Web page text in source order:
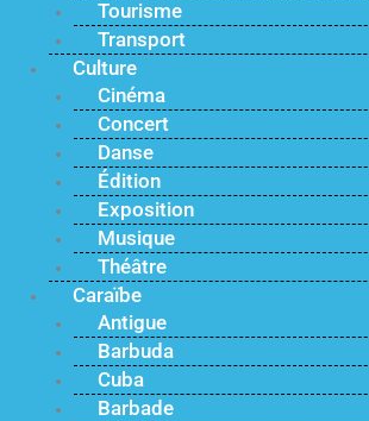
Tourisme
Transport
Culture
Cinéma
Concert
Danse
Édition
Exposition
Musique
Théâtre
Caraïbe
Antigue
Barbuda
Cuba
Barbade